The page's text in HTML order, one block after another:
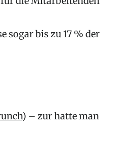
sogar bis zu 17 % der
) – zur hatte man